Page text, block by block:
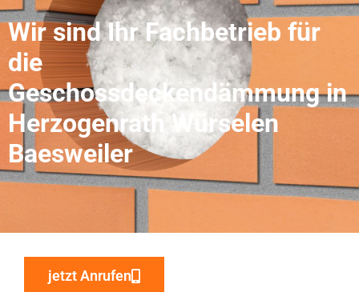
Wir sind Ihr Fachbetrieb für
die
Geschossdeckendämmung in
Herzogenrath Würselen
Baesweiler
jetzt Anrufen